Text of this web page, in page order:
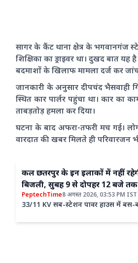
सागर के कैंट थाना क्षेत्र के भगवानगंज
शिक्षिका का ड्राइवर था। दुखद बात
बदमाशों के खिलाफ मामला दर्ज कर
जानकारी के अनुसार दीपचंद भैसवाही
स्थित कार पार्लर पहुंचा था। कार का
ताबड़तोड़ हमला कर दिया।
घटना के बाद अफरा-तफरी मच गई।
वारदात की खबर मिलते ही परिवारजन
कल छतरपुर के इन इलाकों में नहीं
बिजली, सुबह 9 से दोपहर 12 बजे तक
कटौती
PeptechTime8 अगस्त 2026, 03:53 PM IST
33/11 KV सब-स्टेशन पावर हाउस में बस-
09 अगस्त 2026 (रविवार) को